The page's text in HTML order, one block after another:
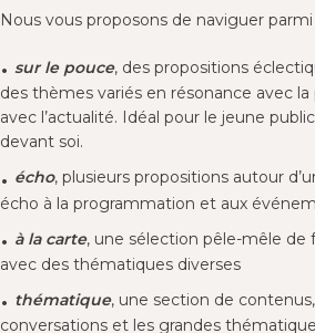
Nous vous proposons de naviguer
sur le pouce, des propositions
des thèmes variés en résonance avec
avec l’actualité. Idéal pour le jeune
devant soi.
écho, plusieurs propositions autour
écho à la programmation et aux
à la carte, une sélection pêle-mêle de
avec des thématiques diverses
thématique, une section de
conversations et les grandes